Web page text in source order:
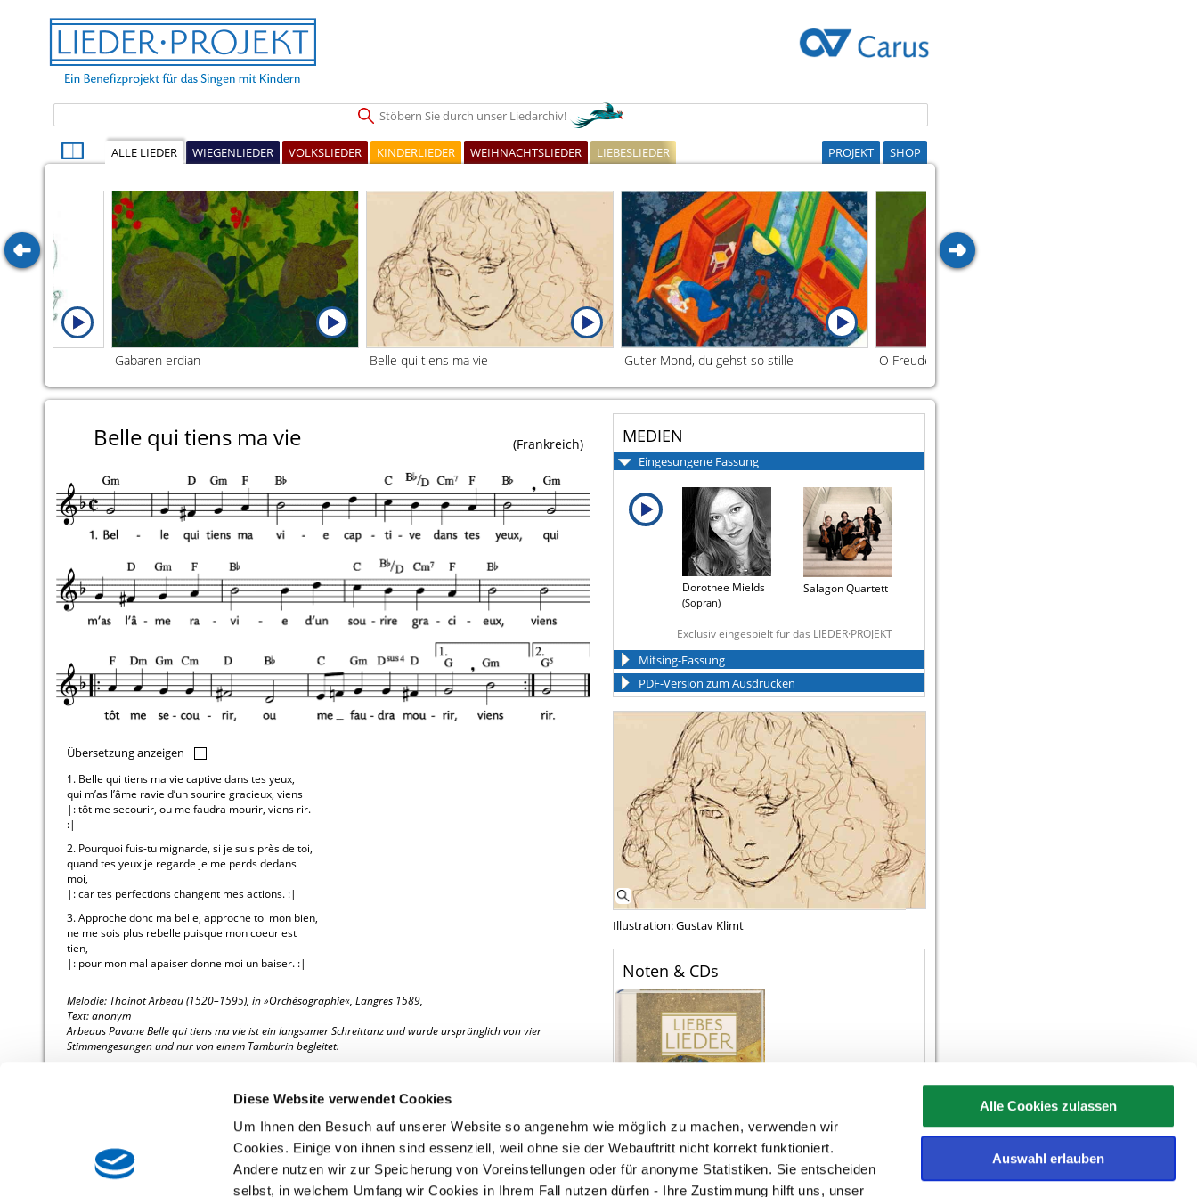
Diese Website verwendet Cookies
Um Ihnen den Besuch auf unserer Website so angenehm wie möglich zu machen, verwenden wir
Cookies. Einige von ihnen sind essenziell, weil ohne sie der Webauftritt nicht korrekt funktioniert.
Andere nutzen wir zur Speicherung von Voreinstellungen oder für anonyme Statistiken. Sie entscheiden
selbst, in welchem Umfang wir Cookies in Ihrem Fall nutzen dürfen - Ihre Zustimmung hilft uns, unser
Alle Cookies zulassen
Auswahl erlauben
Stöbern Sie durch unser Liedarchiv!
PROJEKT SHOP
ALLE LIEDER WIEGENLIEDER VOLKSLIEDER KINDERLIEDER WEIHNACHTSLIEDER LIEBESLIEDER
Gabaren erdian Belle qui tiens ma vie Guter Mond, du gehst so stille O Freude über Freude
Belle qui tiens ma vie (Frankreich)
Übersetzung anzeigen
1. Belle qui tiens ma vie captive dans tes yeux,
qui m’as l’âme ravie d’un sourire gracieux, viens
|: tôt me secourir, ou me faudra mourir, viens rir.
:|
2. Pourquoi fuis-tu mignarde, si je suis près de toi,
quand tes yeux je regarde je me perds dedans
moi,
|: car tes perfections changent mes actions. :|
3. Approche donc ma belle, approche toi mon bien,
ne me sois plus rebelle puisque mon coeur est
tien,
|: pour mon mal apaiser donne moi un baiser. :|
Melodie: Thoinot Arbeau (1520–1595), in »Orchésographie«, Langres 1589,
Text: anonym
Arbeaus Pavane Belle qui tiens ma vie ist ein langsamer Schreittanz und wurde ursprünglich von vier
Stimmengesungen und nur von einem Tamburin begleitet.
MEDIEN
Eingesungene Fassung
Dorothee Mields
(Sopran)
Salagon Quartett
Exclusiv eingespielt für das LIEDER·PROJEKT
Mitsing-Fassung
PDF-Version zum Ausdrucken
Illustration: Gustav Klimt
Noten & CDs